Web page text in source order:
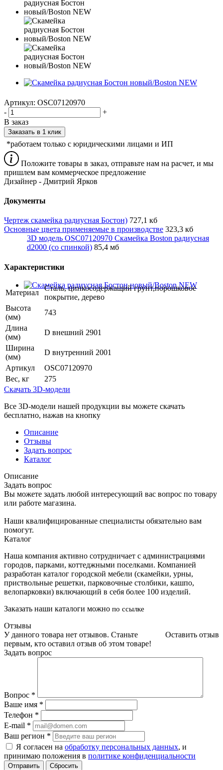
Артикул: OSC07120970
-
+
В заказ
Заказать в 1 клик
*работаем только с юридическими лицами и ИП
Положите товары в заказ, отправьте нам на расчет, и мы
пришлем вам коммерческое предложение
Дизайнер - Дмитрий Ярков
Документы
Чертеж скамейка радиусная Бостон) 727,1 кб
Основные цвета применяемые в производстве 323,3 кб
3D модель OSC07120970 Скамейка Boston радиусная
d2000 (со спинкой) 85,4 мб
Характеристики
Материал
Сталь, цинкосодержащий грунт,порошковое
покрытие, дерево
Высота
(мм)
743
Длина
(мм)
D внешний 2901
Ширина
(мм)
D внутренний 2001
Артикул
OSC07120970
Вес, кг
275
Скачать 3D-модели
Все 3D-модели нашей продукции вы можете скачать
бесплатно, нажав на кнопку
Описание
Отзывы
Задать вопрос
Каталог
Описание
Задать вопрос
Вы можете задать любой интересующий вас вопрос по товару
или работе магазина.
Наши квалифицированные специалисты обязательно вам
помогут.
Каталог
Наша компания активно сотрудничает с администрациями
городов, парками, коттеджными поселками. Компанией
разработан каталог городской мебели (скамейки, урны,
приствольные решетки, парковочные столбики, кашпо,
велопарковки) включающий в себя более 100 изделий.
Заказать наши каталоги можно по ссылке
Отзывы
Оставить отзыв
У данного товара нет отзывов. Станьте
первым, кто оставил отзыв об этом товаре!
Задать вопрос
Вопрос *
Ваше имя *
Телефон *
E-mail *
Ваш регион *
Я согласен на обработку персональных данных, и
принимаю положения в политике конфиденциальности
Сбросить